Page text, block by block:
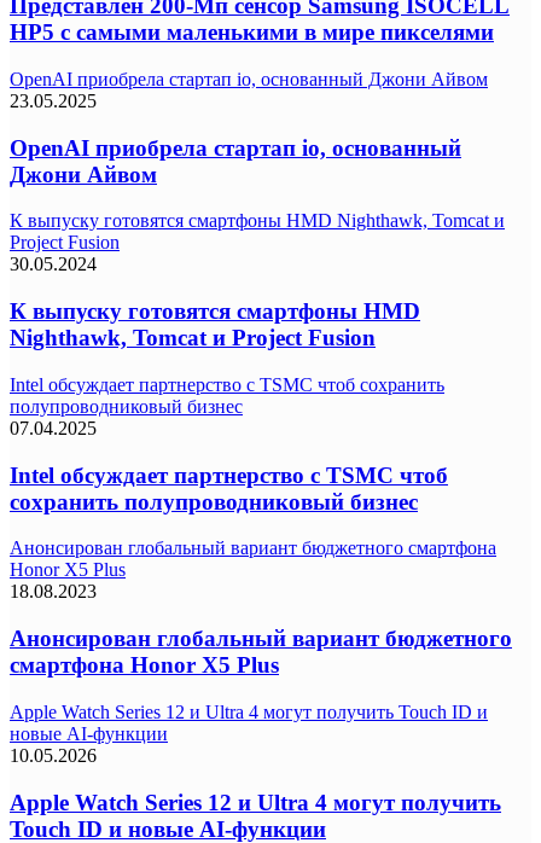
Представлен 200-Мп сенсор Samsung ISOCELL
HP5 с самыми маленькими в мире пикселями
OpenAI приобрела стартап io, основанный Джони Айвом
23.05.2025
OpenAI приобрела стартап io, основанный
Джони Айвом
К выпуску готовятся смартфоны HMD Nighthawk, Tomcat и
Project Fusion
30.05.2024
К выпуску готовятся смартфоны HMD
Nighthawk, Tomcat и Project Fusion
Intel обсуждает партнерство с TSMC чтоб сохранить
полупроводниковый бизнес
07.04.2025
Intel обсуждает партнерство с TSMC чтоб
сохранить полупроводниковый бизнес
Анонсирован глобальный вариант бюджетного смартфона
Honor X5 Plus
18.08.2023
Анонсирован глобальный вариант бюджетного
смартфона Honor X5 Plus
Apple Watch Series 12 и Ultra 4 могут получить Touch ID и
новые AI-функции
10.05.2026
Apple Watch Series 12 и Ultra 4 могут получить
Touch ID и новые AI-функции